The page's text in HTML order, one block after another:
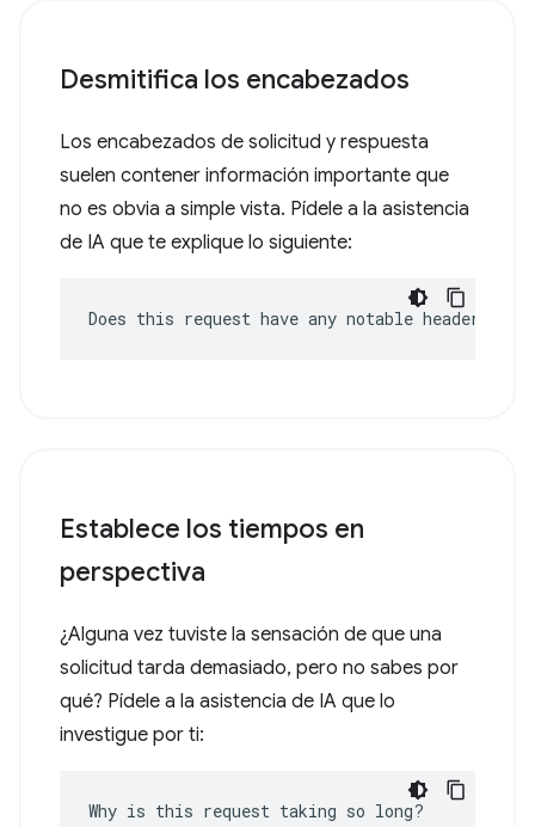
Desmitifica los encabezados
Los encabezados de solicitud y respuesta
suelen contener información importante que
no es obvia a simple vista. Pídele a la asistencia
de IA que te explique lo siguiente:
Does this request have any notable headers?
Establece los tiempos en
perspectiva
¿Alguna vez tuviste la sensación de que una
solicitud tarda demasiado, pero no sabes por
qué? Pídele a la asistencia de IA que lo
investigue por ti:
Why is this request taking so long?